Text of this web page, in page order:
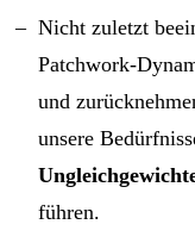
Nicht zuletzt
Patchwork-
und
unsere
führen.